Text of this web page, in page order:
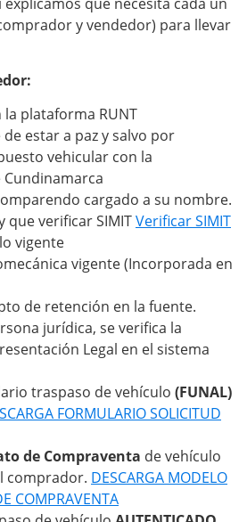
y vendedor) para llevar
plataforma RUNT
estar a paz y salvo por
vehicular con la
cargado a su nombre.
que verificar SIMITVerificar SIMIT
vigente
vigente (Incorporada en
de retención en la fuente.
jurídica, se verifica la
Legal en el sistema
traspaso de vehículo (FUNAL)
FORMULARIO SOLICITUD
de Compraventa de vehículo
comprador. DESCARGA MODELO
COMPRAVENTA